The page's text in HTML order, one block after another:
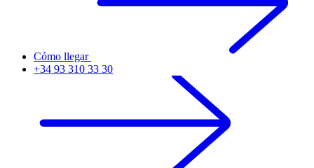
Cómo llegar
+34 93 310 33 30